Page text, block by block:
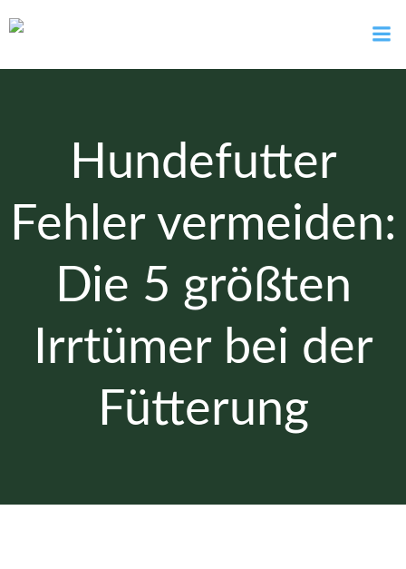
Hundefutter
Fehler vermeiden:
Die 5 größten
Irrtümer bei der
Fütterung